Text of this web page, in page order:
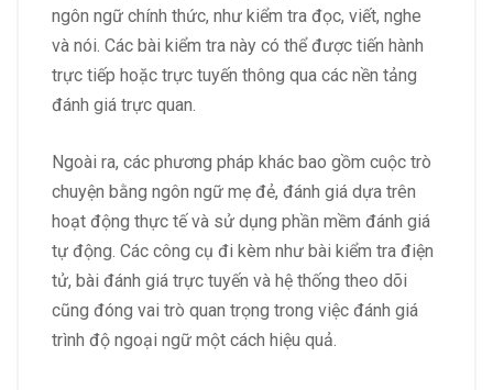
ngôn ngữ chính thức, như kiểm tra đọc, viết, nghe
và nói. Các bài kiểm tra này có thể được tiến hành
trực tiếp hoặc trực tuyến thông qua các nền tảng
đánh giá trực quan.
Ngoài ra, các phương pháp khác bao gồm cuộc trò
chuyện bằng ngôn ngữ mẹ đẻ, đánh giá dựa trên
hoạt động thực tế và sử dụng phần mềm đánh giá
tự động. Các công cụ đi kèm như bài kiểm tra điện
tử, bài đánh giá trực tuyến và hệ thống theo dõi
cũng đóng vai trò quan trọng trong việc đánh giá
trình độ ngoại ngữ một cách hiệu quả.